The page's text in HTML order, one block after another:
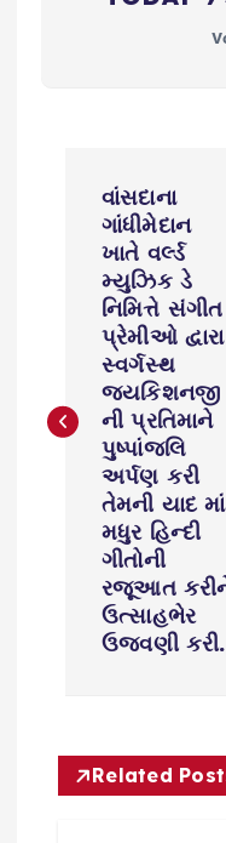
n
t
વાંસદાના
ગાંધીમેદાન
ખાતે વર્લ્ડ
મ્યુઝિક ડે
નિમિત્તે સંગીત
પ્રેમીઓ દ્વારા
સ્વર્ગસ્થ
જયકિશનજી
ની પ્રતિમાને
પુષ્પાંજલિ
અર્પણ કરી
તેમની યાદ માં
મધુર હિન્દી
ગીતોની
રજૂઆત
ઉત્સાહભેર
ઉજવણી કરી.
Related